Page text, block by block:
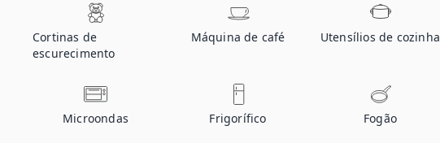
Cortinas de
escurecimento
Máquina de café Utensílios de cozinha
Microondas Frigorífico Fogão